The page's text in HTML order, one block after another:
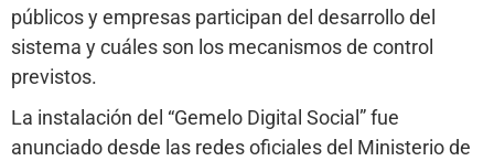
públicos y empresas participan del desarrollo del
sistema y cuáles son los mecanismos de control
previstos.
La instalación del “Gemelo Digital Social” fue
anunciado desde las redes oficiales del Ministerio de